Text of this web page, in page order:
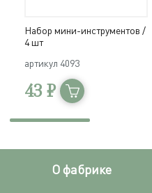
Набор мини-инструментов /
4 шт
артикул 4093
43 ₽
О фабрике